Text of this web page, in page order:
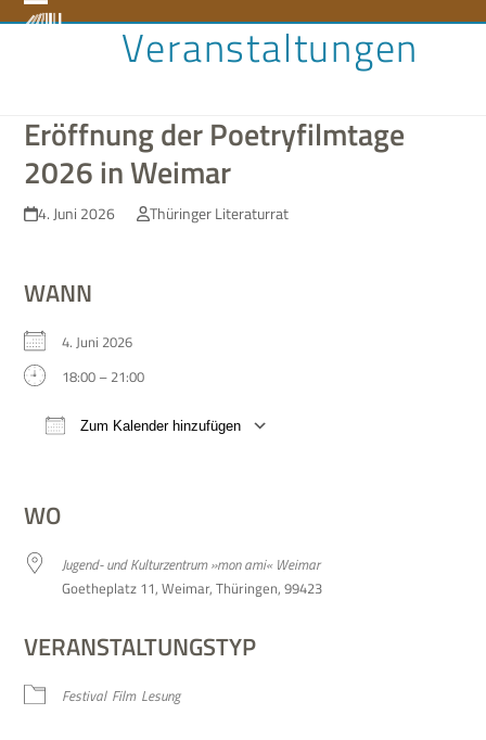
to Open
Close
Veranstaltungen
Eröffnung der Poetryfilmtage
2026 in Weimar
4. Juni 2026 Thüringer Literaturrat
WANN
4. Juni 2026
18:00 – 21:00
Zum Kalender hinzufügen
WO
Jugend- und Kul­tur­zen­trum »mon ami« Weimar
Goe­the­platz 11, Wei­mar, Thü­rin­gen, 99423
VERANSTALTUNGSTYP
Festi­val Film Lesung